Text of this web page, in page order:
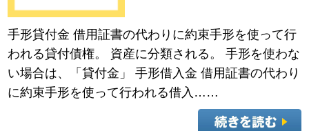
手形貸付金 借用証書の代わりに約束手形を使って行
われる貸付債権。 資産に分類される。 手形を使わな
い場合は、「貸付金」 手形借入金 借用証書の代わり
に約束手形を使って行われる借入……